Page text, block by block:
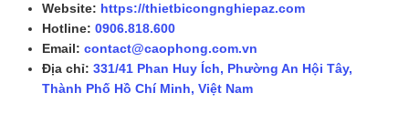
Website: https://thietbicongnghiepaz.com
Hotline: 0906.818.600
Email: contact@caophong.com.vn
Địa chỉ: 331/41 Phan Huy Ích, Phường An Hội Tây,
Thành Phố Hồ Chí Minh, Việt Nam